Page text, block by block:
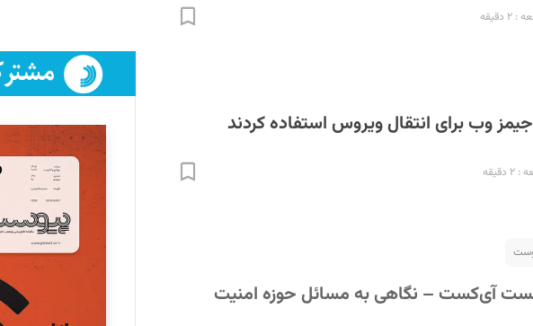
وب برای انتقال ویروس استفاده کردند
آی‌کست – نگاهی به مسائل حوزه امنیت